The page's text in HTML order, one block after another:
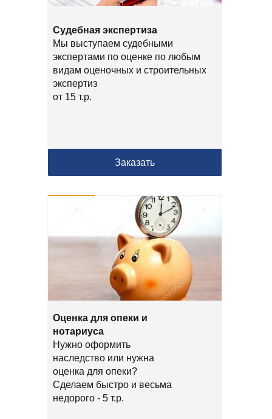
Оценка для опеки и
нотариуса
Нужно оформить
наследство или нужна
оценка для опеки?
Сделаем быстро и весьма
недорого - 5 т.р.
Судебная экспертиза
Мы выступаем судебными
экспертами по оценке по любым
видам оценочных и строительных
экспертиз
от 15 т.р.
Заказать